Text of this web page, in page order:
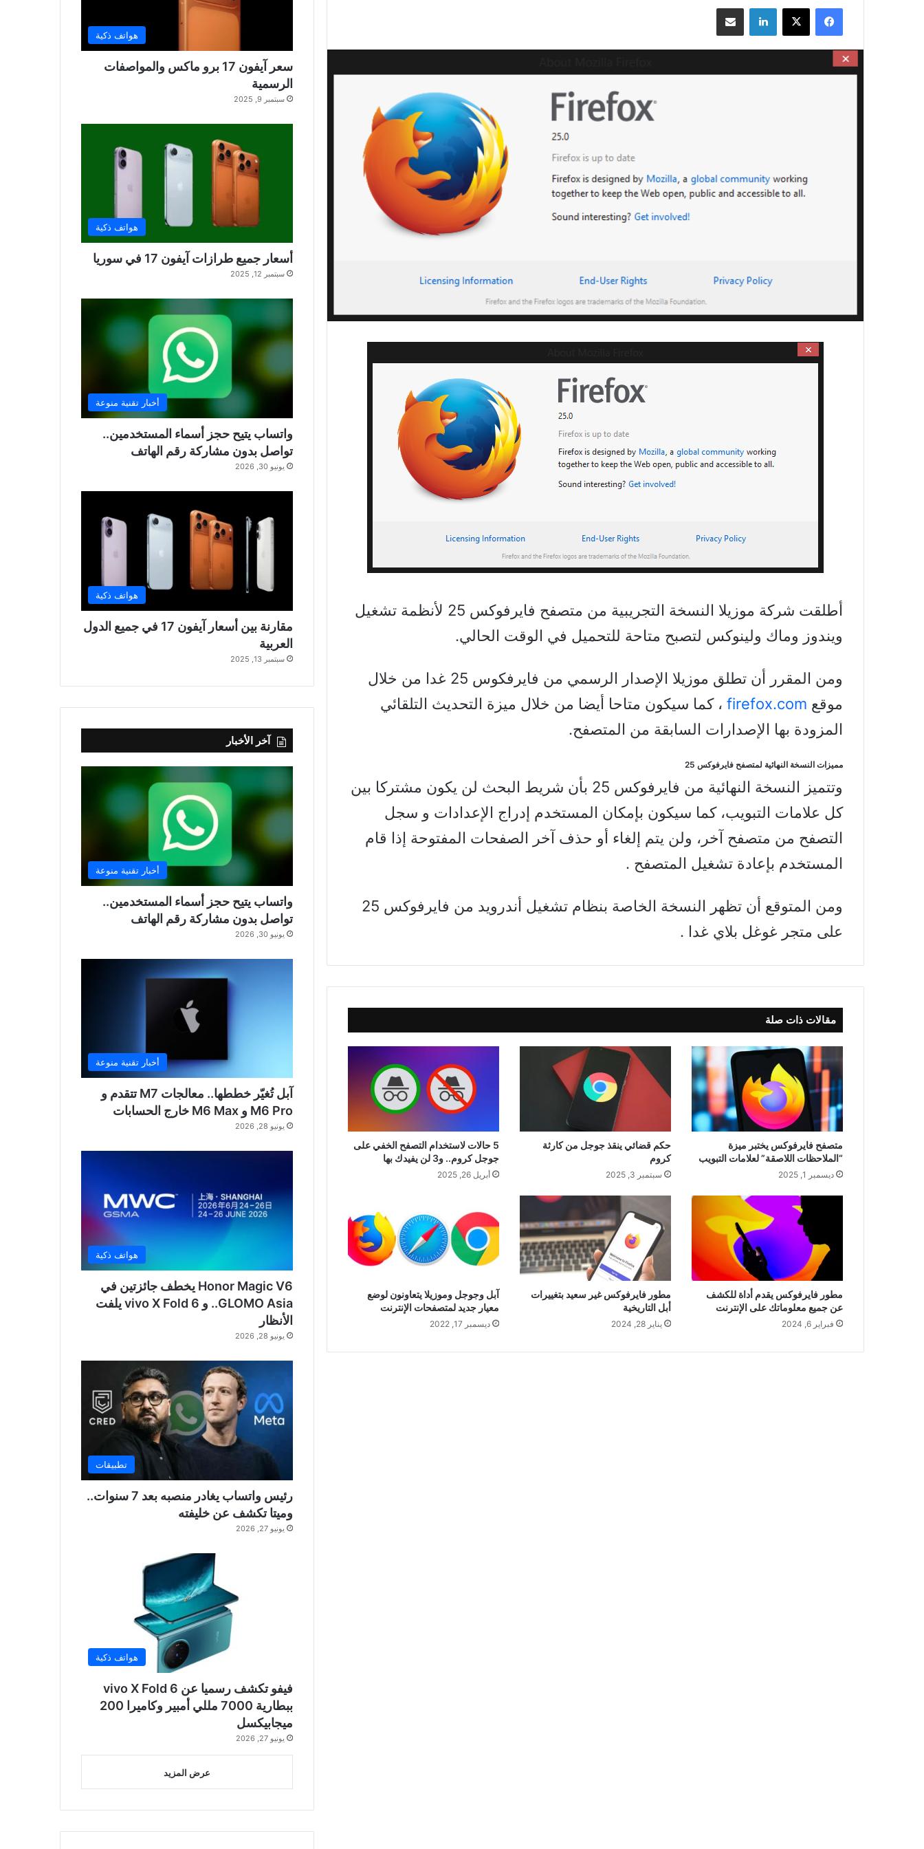
فيسبوك ‫X لينكدإن مشاركة بالبريد الإلكتروني
أطلقت شركة موزيلا النسخة التجريبية من متصفح فايرفوكس 25 لأنظمة تشغيل
ويندوز وماك ولينوكس لتصبح متاحة للتحميل في الوقت الحالي.
ومن المقرر أن تطلق موزيلا الإصدار الرسمي من فايرفكوس 25 غدا من خلال
موقع firefox.com ، كما سيكون متاحا أيضا من خلال ميزة التحديث التلقائي
المزودة بها الإصدارات السابقة من المتصفح.
مميزات النسخة النهائية لمتصفح فايرفوكس 25
وتتميز النسخة النهائية من فايرفوكس 25 بأن شريط البحث لن يكون مشتركا بين
كل علامات التبويب، كما سيكون بإمكان المستخدم إدراج الإعدادات و سجل
التصفح من متصفح آخر، ولن يتم إلغاء أو حذف آخر الصفحات المفتوحة إذا قام
المستخدم بإعادة تشغيل المتصفح .
ومن المتوقع أن تظهر النسخة الخاصة بنظام تشغيل أندرويد من فايرفوكس 25
على متجر غوغل بلاي غدا .
مقالات ذات صلة
متصفح فايرفوكس يختبر ميزة
“الملاحظات اللاصقة” لعلامات التبويب
ديسمبر 1, 2025
حكم قضائي ينقذ جوجل من كارثة
كروم
سبتمبر 3, 2025
5 حالات لاستخدام التصفح الخفي على
جوجل كروم.. و3 لن يفيدك بها
أبريل 26, 2025
مطور فايرفوكس يقدم أداة للكشف
عن جميع معلوماتك على الإنترنت
فبراير 6, 2024
مطور فايرفوكس غير سعيد بتغييرات
أبل التاريخية
يناير 28, 2024
آبل وجوجل وموزيلا يتعاونون لوضع
معيار جديد لمتصفحات الإنترنت
ديسمبر 17, 2022
هواتف ذكية
سعر آيفون 17 برو ماكس والمواصفات
الرسمية
سبتمبر 9, 2025
هواتف ذكية
أسعار جميع طرازات آيفون 17 في سوريا
سبتمبر 12, 2025
أخبار تقنية منوعة
واتساب يتيح حجز أسماء المستخدمين..
تواصل بدون مشاركة رقم الهاتف
يونيو 30, 2026
هواتف ذكية
مقارنة بين أسعار آيفون 17 في جميع الدول
العربية
سبتمبر 13, 2025
آخر الأخبار
أخبار تقنية منوعة
واتساب يتيح حجز أسماء المستخدمين..
تواصل بدون مشاركة رقم الهاتف
يونيو 30, 2026
أخبار تقنية منوعة
آبل تُغيّر خططها.. معالجات M7 تتقدم و
M6 Pro و M6 Max خارج الحسابات
يونيو 28, 2026
هواتف ذكية
Honor Magic V6 يخطف جائزتين في
GLOMO Asia.. و vivo X Fold 6 يلفت
الأنظار
يونيو 28, 2026
تطبيقات
رئيس واتساب يغادر منصبه بعد 7 سنوات..
وميتا تكشف عن خليفته
يونيو 27, 2026
هواتف ذكية
فيفو تكشف رسميا عن vivo X Fold 6
ببطارية 7000 مللي أمبير وكاميرا 200
ميجابيكسل
يونيو 27, 2026
عرض المزيد